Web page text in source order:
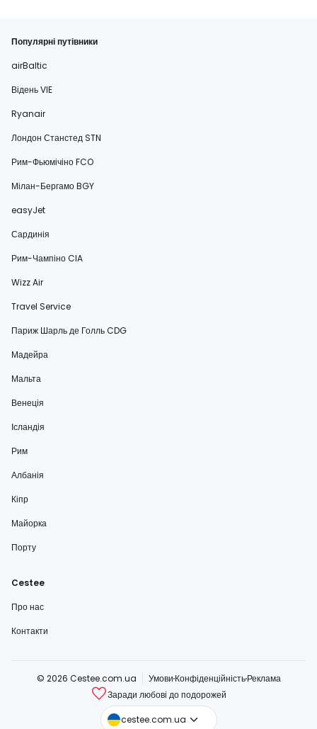
Популярні путівники
airBaltic
Відень VIE
Ryanair
Лондон Станстед STN
Рим-Фьюмічіно FCO
Мілан-Бергамо BGY
easyJet
Сардинія
Рим-Чампіно CIA
Wizz Air
Travel Service
Париж Шарль де Голль CDG
Мадейра
Мальта
Венеція
Ісландія
Рим
Албанія
Кіпр
Майорка
Порту
Cestee
Про нас
Контакти
© 2026 Cestee.com.ua УмовиКонфіденційністьРеклама
Заради любові до подорожей
cestee.com.ua
cestee.com